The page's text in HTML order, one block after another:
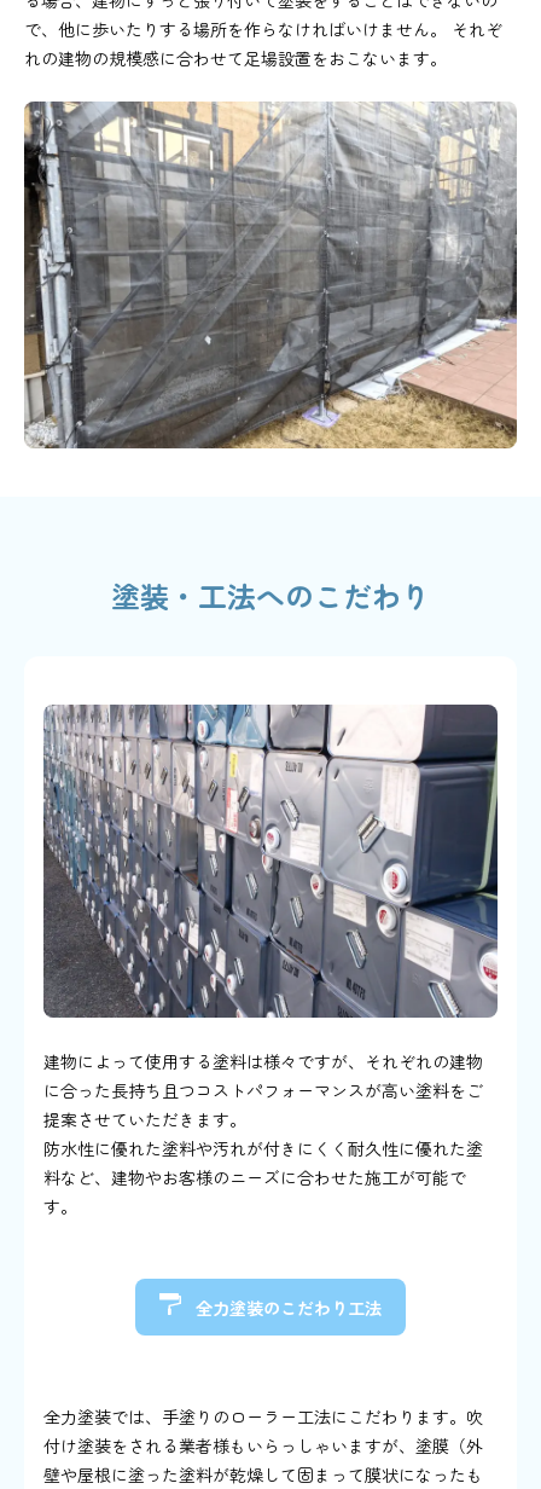
で、他に歩いたりする場所を作らなければいけません。 それぞ
れの建物の規模感に合わせて足場設置をおこないます。
塗装・工法へのこだわり
建物によって使用する塗料は様々ですが、それぞれの建物
に合った長持ち且つコストパフォーマンスが高い塗料をご
提案させていただきます。
防水性に優れた塗料や汚れが付きにくく耐久性に優れた塗
料など、建物やお客様のニーズに合わせた施工が可能で
す。
全力塗装のこだわり工法
全力塗装では、手塗りのローラー工法にこだわります。吹
付け塗装をされる業者様もいらっしゃいますが、塗膜（外
壁や屋根に塗った塗料が乾燥して固まって膜状になったも